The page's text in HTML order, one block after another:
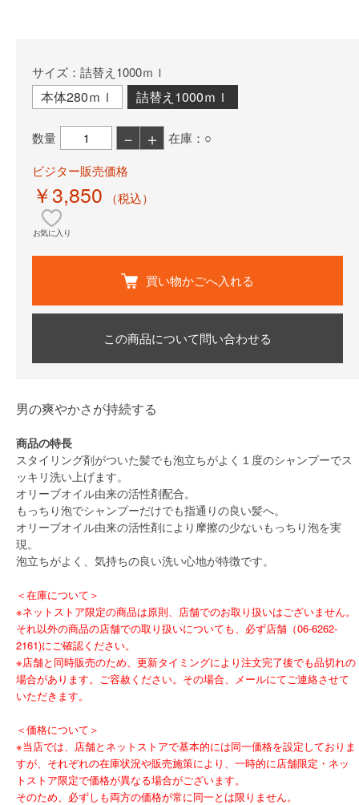
サイズ：詰替え1000ｍｌ
本体280ｍｌ 詰替え1000ｍｌ
数量 － ＋
在庫：○
ビジター販売価格
￥3,850 （税込）
お気に入り
買い物かごへ入れる
この商品について問い合わせる
男の爽やかさが持続する
商品の特長
スタイリング剤がついた髪でも泡立ちがよく１度のシャンプーでス
ッキリ洗い上げます。
オリーブオイル由来の活性剤配合。
もっちり泡でシャンプーだけでも指通りの良い髪へ。
オリーブオイル由来の活性剤により摩擦の少ないもっちり泡を実
現。
泡立ちがよく、気持ちの良い洗い心地が特徴です。
＜在庫について＞
※ネットストア限定の商品は原則、店舗でのお取り扱いはございません。
それ以外の商品の店舗での取り扱いについても、必ず店舗（06-6262-
2161)にご確認ください。
※店舗と同時販売のため、更新タイミングにより注文完了後でも品切れの
場合があります。ご容赦ください。その場合、メールにてご連絡させて
いただきます。
＜価格について＞
※当店では、店舗とネットストアで基本的には同一価格を設定しておりま
すが、それぞれの在庫状況や販売施策により、一時的に店舗限定・ネッ
トストア限定で価格が異なる場合がございます。
そのため、必ずしも両方の価格が常に同一とは限りません。